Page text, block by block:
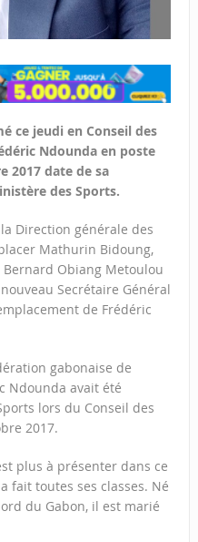
ce jeudi en Conseil des
Ndounda en poste
2017 date de sa
des Sports.
Direction générale des
Mathurin Bidoung,
Bernard Obiang Metoulou
Secrétaire Général
de Frédéric
gabonaise de
Ndounda avait été
lors du Conseil des
2017.
plus à présenter dans ce
fait toutes ses classes. Né
du Gabon, il est marié